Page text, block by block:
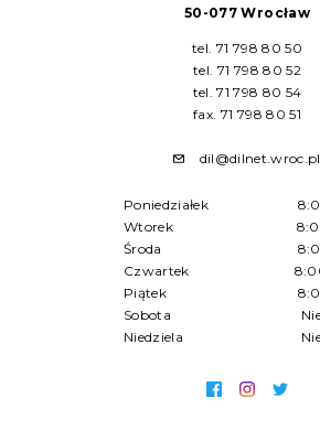
50-077 Wrocław
tel. 71 798 80 50
tel. 71 798 80 52
tel. 71 798 80 54
fax. 71 798 80 51
dil@dilnet.wroc.pl
Poniedziałek
Wtorek
Środa
Czwartek
Piątek
Sobota
Niedziela